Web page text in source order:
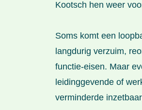
Kootsch hen weer
Soms komt een
langdurig verzuim,
functie-eisen. Maar
leidinggevende of
verminderde